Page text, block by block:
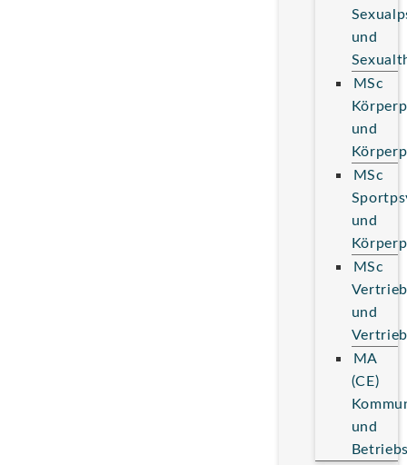
und
MSc
und
MSc
und
MSc
und
MA
(CE)
und